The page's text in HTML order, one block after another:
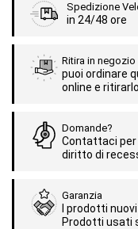
Spedizione
in 24/48 ore
Ritira in negozio
puoi ordinare
online e
Domande?
Contattaci per
diritto di
Garanzia
I prodotti
Prodotti usati